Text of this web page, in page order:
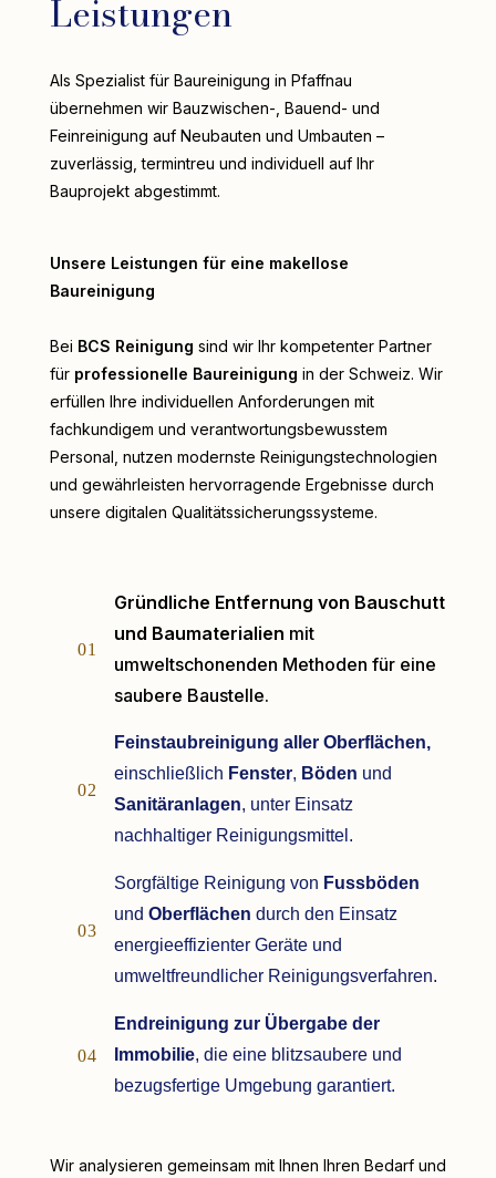
Leistungen
Als Spezialist für Baureinigung in Pfaffnau
übernehmen wir Bauzwischen-, Bauend- und
Feinreinigung auf Neubauten und Umbauten –
zuverlässig, termintreu und individuell auf Ihr
Bauprojekt abgestimmt.
Unsere Leistungen für eine makellose
Baureinigung
Bei BCS Reinigung sind wir Ihr kompetenter Partner
für professionelle Baureinigung in der Schweiz. Wir
erfüllen Ihre individuellen Anforderungen mit
fachkundigem und verantwortungsbewusstem
Personal, nutzen modernste Reinigungstechnologien
und gewährleisten hervorragende Ergebnisse durch
unsere digitalen Qualitätssicherungssysteme.
01
Gründliche Entfernung von Bauschutt
und Baumaterialien mit
umweltschonenden Methoden für eine
saubere Baustelle.
02
Feinstaubreinigung aller Oberflächen,
einschließlich Fenster, Böden und
Sanitäranlagen, unter Einsatz
nachhaltiger Reinigungsmittel.
03
Sorgfältige Reinigung von Fussböden
und Oberflächen durch den Einsatz
energieeffizienter Geräte und
umweltfreundlicher Reinigungsverfahren.
04
Endreinigung zur Übergabe der
Immobilie, die eine blitzsaubere und
bezugsfertige Umgebung garantiert.
Wir analysieren gemeinsam mit Ihnen Ihren Bedarf und